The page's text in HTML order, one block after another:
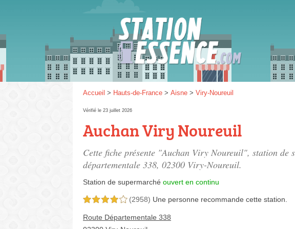
Accueil > Hauts-de-France > Aisne > Viry-Noureuil
Vérifié le 23 juillet 2026
Auchan Viry Noureuil
Cette fiche présente "Auchan Viry Noureuil", station de
départementale 338, 02300 Viry-Noureuil.
Station de supermarché ouvert en continu
4,0 étoiles sur 5 (2958) Une personne recommande cette station.
Route Départementale 338
Gazole :
SP 98 :
SP 95 :